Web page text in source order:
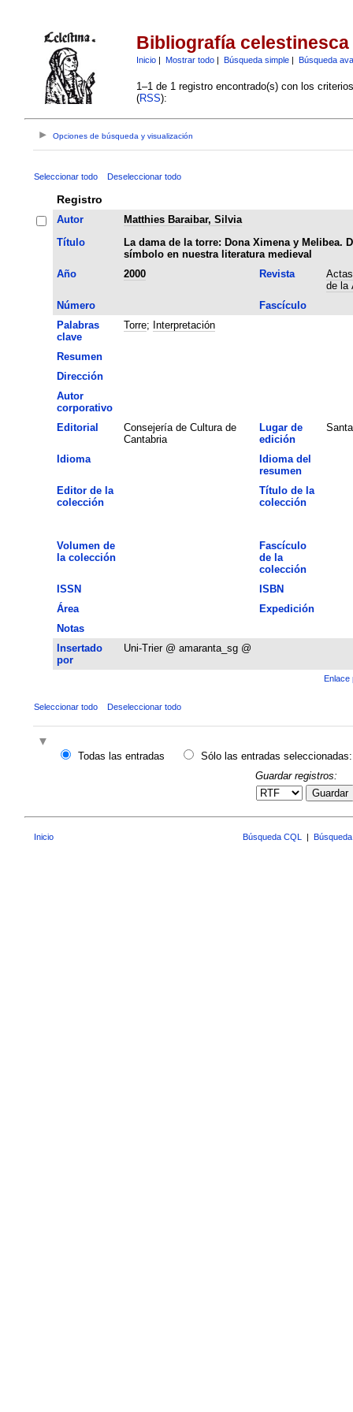
Bibliografía celestinesca
Inicio| Mostrar todo| Búsqueda simple| Búsqueda
1–1 de 1 registro encontrado(s) con los
(RSS):
Opciones de búsqueda y visualización
Seleccionar todo Deseleccionar todo
Registro
Autor
Matthies Baraibar, Silvia
Título
La dama de la torre: Dona Ximena y Melibea.
símbolo en nuestra literatura medieval
Año
2000 Revista
de la
Número
Fascículo
Palabras
clave
Torre; Interpretación
Resumen
Dirección
Autor
corporativo
Editorial
Consejería de Cultura de
Cantabria
Lugar de
edición
Idioma
Idioma del
resumen
Editor de la
colección
Título de la
colección
Volumen de
la colección
Fascículo
de la
colección
ISSN
ISBN
Área
Expedición
Notas
Insertado
por
Uni-Trier @ amaranta_sg @
Enlace
Seleccionar todo Deseleccionar todo
Todas las entradas
Sólo las entradas seleccionadas:
Guardar registros:
Guardar
Inicio Búsqueda CQL